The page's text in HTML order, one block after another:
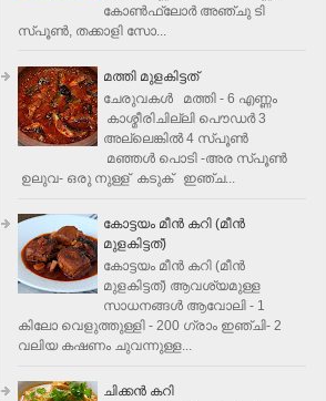
കോണ്‍ഫ്ലോര്‍ അഞ്ചു ടി
സ്പൂണ്‍, തക്കാളി സോ...
മത്തി മുളകിട്ടത്
ചേരുവകൾ മത്തി - 6 എണ്ണം
കാശ്മീരിചില്ലി പൌഡർ 3
അല്ലെങ്കിൽ 4 സ്പൂണ്‍
മഞ്ഞൾ പൊടി -അര സ്പൂണ്‍
ഉലുവ- ഒരു നുള്ള് കടുക് ഇഞ്ച...
കോട്ടയം മീന്‍ കറി (മീന്‍
മുളകിട്ടത്‌)
കോട്ടയം മീന്‍ കറി (മീന്‍
മുളകിട്ടത്‌) ആവശ്യമുള്ള
സാധനങ്ങള്‍ ആവോലി - 1
കിലോ വെളുത്തുള്ളി - 200 ഗ്രാം ഇഞ്ചി- 2
വലിയ കഷണം ചുവന്നുള്ള...
ചിക്കന്‍ കറി